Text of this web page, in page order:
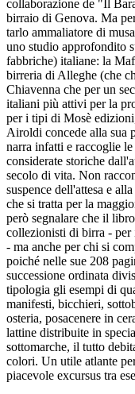
collaborazione de "Il
birraio di Genova. Ma
tarlo ammaliatore di
uno studio approfondito
fabbriche) italiane: la
birreria di Alleghe (che
Chiavenna che per un
italiani più attivi per la
per i tipi di Mosè
Airoldi concede alla sua
narra infatti e raccoglie
considerate storiche
secolo di vita. Non
suspence dell'attesa e
che si tratta per la
però segnalare che il
collezionisti di birra - per
- ma anche per chi si
poiché nelle sue 208
successione ordinata
tipologia gli esempi di
manifesti, bicchieri,
osteria, posacenere in
lattine distribuite in
sottomarche, il tutto
colori. Un utile atlante
piacevole excursus tra